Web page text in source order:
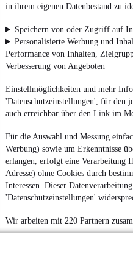
in ihrem eigenen Datenbestand zu
Speichern von oder Zugriff auf
Personalisierte Werbung und
Performance von Inhalten,
Verbesserung von Angeboten
Einstellmöglichkeiten und mehr
'Datenschutzeinstellungen', für
auch erreichbar über den Link im
Für die Auswahl und Messung
Werbung) sowie um Erkenntnisse
erlangen, erfolgt eine Verarbeitung
Adresse) ohne Cookies durch
Interessen. Dieser
'Datenschutzeinstellungen'
Wir arbeiten mit 220 Partnern
Vertrag widerrufen
Datenschutz
Datenschutzeinstellungen
Erklärung zur Barrierefreiheit
Powered
Noch mehrneue Autos
Leasing-